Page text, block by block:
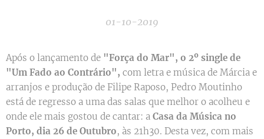
01-10-2019
Após o lançamento de "Força do Mar", o 2º single de
"Um Fado ao Contrário", com letra e música de Márcia e
arranjos e produção de Filipe Raposo, Pedro Moutinho
está de regresso a uma das salas que melhor o acolheu e
onde ele mais gostou de cantar: a Casa da Música no
Porto, dia 26 de Outubro, às 21h30. Desta vez, com mais